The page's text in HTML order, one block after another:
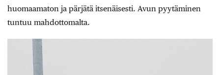
huomaamaton ja pärjätä itsenäisesti. Avun pyytäminen
tuntuu mahdottomalta.